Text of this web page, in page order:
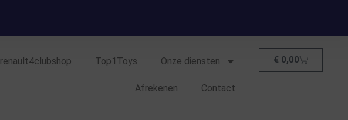
renault4clubshop Top1Toys Onze diensten
Afrekenen Contact
€ 0,00